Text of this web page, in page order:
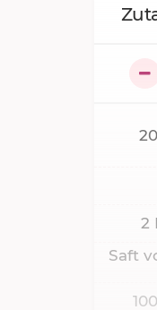
20
2
Saft
100